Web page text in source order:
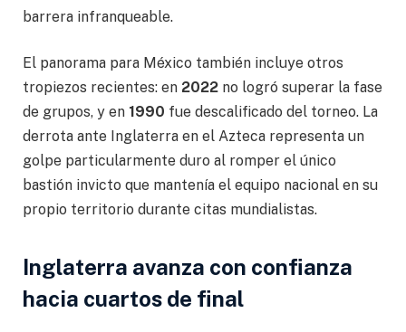
barrera infranqueable.
El panorama para México también incluye otros
tropiezos recientes: en 2022 no logró superar la fase
de grupos, y en 1990 fue descalificado del torneo. La
derrota ante Inglaterra en el Azteca representa un
golpe particularmente duro al romper el único
bastión invicto que mantenía el equipo nacional en su
propio territorio durante citas mundialistas.
Inglaterra avanza con confianza
hacia cuartos de final